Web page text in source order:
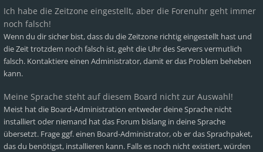
Ich habe die Zeitzone eingestellt, aber die Forenuhr geht immer
noch falsch!
Wenn du dir sicher bist, dass du die Zeitzone richtig eingestellt hast und
die Zeit trotzdem noch falsch ist, geht die Uhr des Servers vermutlich
falsch. Kontaktiere einen Administrator, damit er das Problem beheben
kann.
Meine Sprache steht auf diesem Board nicht zur Auswahl!
Meist hat die Board-Administration entweder deine Sprache nicht
installiert oder niemand hat das Forum bislang in deine Sprache
übersetzt. Frage ggf. einen Board-Administrator, ob er das Sprachpaket,
das du benötigst, installieren kann. Falls es noch nicht existiert, würden